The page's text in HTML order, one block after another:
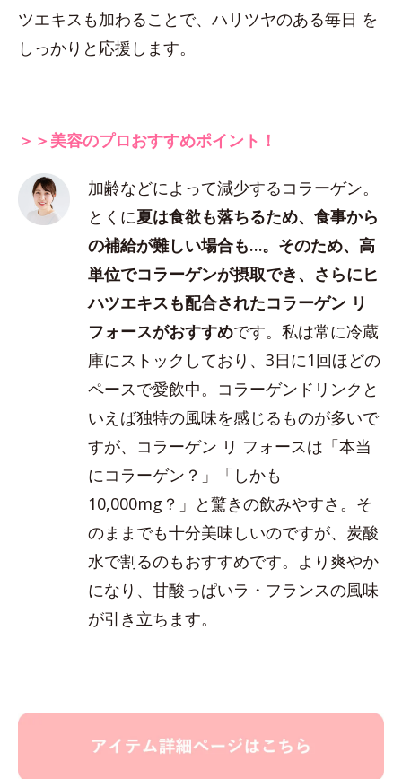
ツエキスも加わることで、ハリツヤのある毎日 を
しっかりと応援します。
＞＞美容のプロおすすめポイント！
加齢などによって減少するコラーゲン。
とくに夏は食欲も落ちるため、食事から
の補給が難しい場合も…。そのため、高
単位でコラーゲンが摂取でき、さらにヒ
ハツエキスも配合されたコラーゲン リ
フォースがおすすめです。私は常に冷蔵
庫にストックしており、3日に1回ほどの
ペースで愛飲中。コラーゲンドリンクと
いえば独特の風味を感じるものが多いで
すが、コラーゲン リ フォースは「本当
にコラーゲン？」「しかも
10,000mg？」と驚きの飲みやすさ。そ
のままでも十分美味しいのですが、炭酸
水で割るのもおすすめです。より爽やか
になり、甘酸っぱいラ・フランスの風味
が引き立ちます。